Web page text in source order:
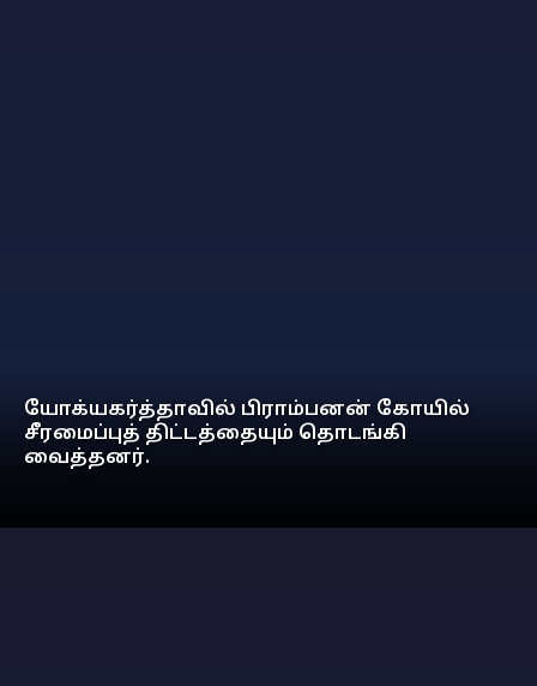
யோக்யகர்த்தாவில் பிராம்பனன் கோயில்
சீரமைப்புத் திட்டத்தையும் தொடங்கி
வைத்தனர்.